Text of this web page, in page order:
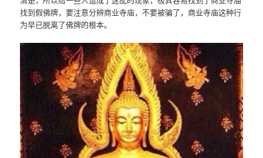
找到假佛牌，要注意分辨商业寺庙，不要被骗了，商业寺庙这种行
为早已脱离了佛牌的根本。